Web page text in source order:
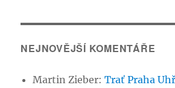
NEJNOVĚJŠÍ KOMENTÁŘE
Martin Zieber:Trať Praha